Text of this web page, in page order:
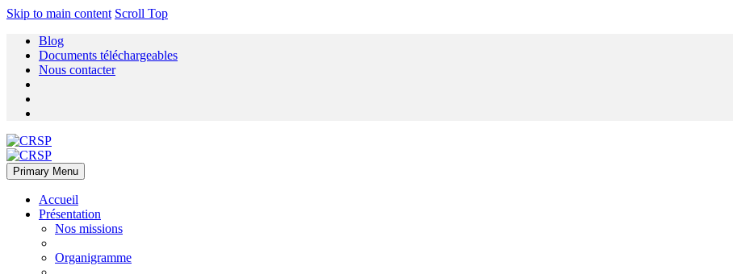
Skip to main content Scroll Top
Blog
Documents téléchargeables
Nous contacter
Primary Menu
Accueil
Présentation
Nos missions
Organigramme